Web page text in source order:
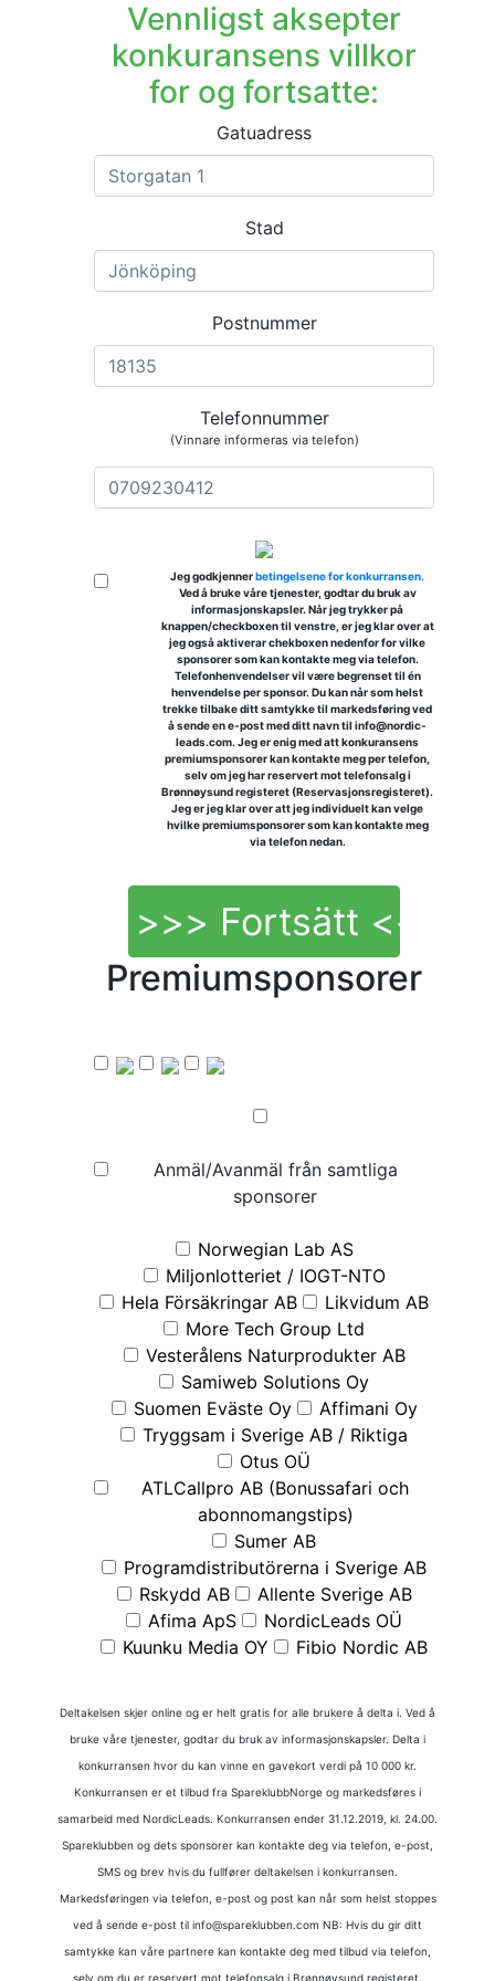
Vennligst aksepter
konkuransens villkor
for og fortsatte:
Gatuadress
Stad
Postnummer
Telefonnummer
(Vinnare informeras via telefon)
Jeg godkjennerbetingelsene for konkurransen.
Ved å bruke våre tjenester, godtar du bruk av
informasjonskapsler. Når jeg trykker på
knappen/checkboxen til venstre, er jeg klar over at
jeg også aktiverar chekboxen nedenfor for vilke
sponsorer som kan kontakte meg via telefon.
Telefonhenvendelser vil være begrenset til én
henvendelse per sponsor. Du kan når som helst
trekke tilbake ditt samtykke til markedsføring ved
å sende en e-post med ditt navn til info@nordic-
leads.com. Jeg er enig med att konkuransens
premiumsponsorer kan kontakte meg per telefon,
selv om jeg har reservert mot telefonsalg i
Brønnøysund registeret (Reservasjonsregisteret).
Jeg er jeg klar over att jeg individuelt kan velge
hvilke premiumsponsorer som kan kontakte meg
via telefon nedan.
>>> Fortsätt <<<
Premiumsponsorer
Anmäl/Avanmäl från samtliga
sponsorer
Norwegian Lab AS
Miljonlotteriet / IOGT-NTO
Hela Försäkringar AB
Likvidum AB
More Tech Group Ltd
Vesterålens Naturprodukter AB
Samiweb Solutions Oy
Suomen Eväste Oy
Affimani Oy
Tryggsam i Sverige AB / Riktiga
Otus OÜ
ATLCallpro AB (Bonussafari och
abonnomangstips)
Sumer AB
Programdistributörerna i Sverige AB
Rskydd AB
Allente Sverige AB
Afima ApS
NordicLeads OÜ
Kuunku Media OY
Fibio Nordic AB
Deltakelsen skjer online og er helt gratis for alle brukere å delta i. Ved å
bruke våre tjenester, godtar du bruk av informasjonskapsler. Delta i
konkurransen hvor du kan vinne en gavekort verdi på 10 000 kr.
Konkurransen er et tilbud fra SpareklubbNorge og markedsføres i
samarbeid med NordicLeads. Konkurransen ender 31.12.2019, kl. 24.00.
Spareklubben og dets sponsorer kan kontakte deg via telefon, e-post,
SMS og brev hvis du fullfører deltakelsen i konkurransen.
Markedsføringen via telefon, e-post og post kan når som helst stoppes
ved å sende e-post til info@spareklubben.com NB: Hvis du gir ditt
samtykke kan våre partnere kan kontakte deg med tilbud via telefon,
selv om du er reservert mot telefonsalg i Brønnøysund registeret.